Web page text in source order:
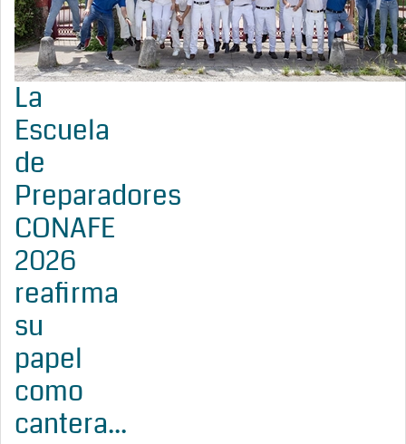
La
Escuela
de
Preparadores
CONAFE
2026
reafirma
su
papel
como
cantera...